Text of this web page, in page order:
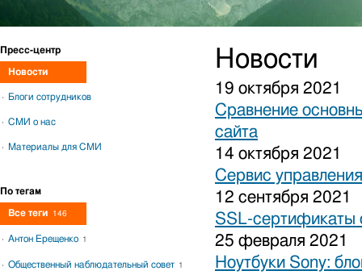
Новости
19 октября 2021
Сравнение
сайта
14 октября 2021
Сервис
12 сентября 2021
SSL-сертификаты
25 февраля 2021
Ноутбуки Sony:
Пресс-центр
Новости
Блоги сотрудников
СМИ о нас
Материалы для СМИ
По тегам
Все теги 146
Антон Ерещенко 1
Общественный наблюдательный совет 1